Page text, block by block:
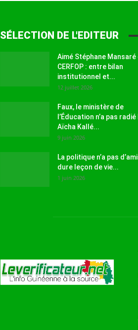
SÉLECTION DE L'EDITEUR
Aimé Stéphane Mansaré
CERFOP : entre bilan
institutionnel et...
12 juillet 2026
Faux, le ministère de
l’Éducation n’a pas radié
Aïcha Kallé...
9 juin 2026
La politique n’a pas
dure leçon de vie...
1 juin 2026